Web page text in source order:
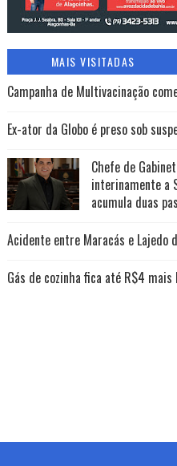
MAIS VISITADAS
Campanha de Multivacinação
Ex-ator da Globo é preso sob
Chefe de
interinamente a
acumula duas
Acidente entre Maracás e Lajedo
Gás de cozinha fica até R$4